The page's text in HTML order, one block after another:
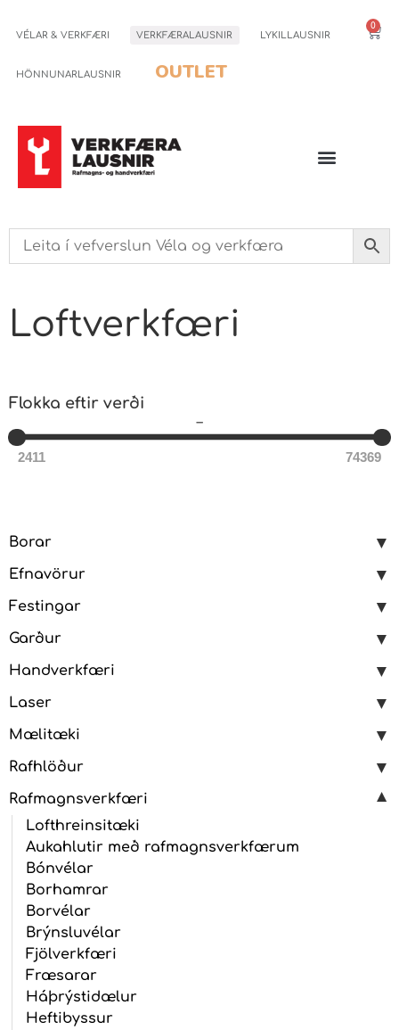
VÉLAR & VERKFÆRI VERKFÆRALAUSNIR LYKILLAUSNIR
HÖNNUNARLAUSNIR OUTLET
0
Loftverkfæri
Flokka eftir verði
–
2411 74369
Borar
Efnavörur
Festingar
Garður
Handverkfæri
Laser
Mælitæki
Rafhlöður
Rafmagnsverkfæri
Lofthreinsitæki
Aukahlutir með rafmagnsverkfærum
Bónvélar
Borhamrar
Borvélar
Brýnsluvélar
Fjölverkfæri
Fræsarar
Háþrýstidælur
Heftibyssur